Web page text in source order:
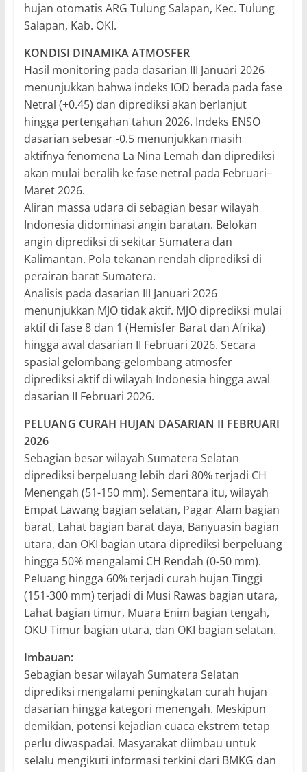
hujan otomatis ARG Tulung Salapan, Kec. Tulung
Salapan, Kab. OKI.
KONDISI DINAMIKA ATMOSFER
Hasil monitoring pada dasarian III Januari 2026
menunjukkan bahwa indeks IOD berada pada fase
Netral (+0.45) dan diprediksi akan berlanjut
hingga pertengahan tahun 2026. Indeks ENSO
dasarian sebesar -0.5 menunjukkan masih
aktifnya fenomena La Nina Lemah dan diprediksi
akan mulai beralih ke fase netral pada Februari–
Maret 2026.
Aliran massa udara di sebagian besar wilayah
Indonesia didominasi angin baratan. Belokan
angin diprediksi di sekitar Sumatera dan
Kalimantan. Pola tekanan rendah diprediksi di
perairan barat Sumatera.
Analisis pada dasarian III Januari 2026
menunjukkan MJO tidak aktif. MJO diprediksi mulai
aktif di fase 8 dan 1 (Hemisfer Barat dan Afrika)
hingga awal dasarian II Februari 2026. Secara
spasial gelombang-gelombang atmosfer
diprediksi aktif di wilayah Indonesia hingga awal
dasarian II Februari 2026.
PELUANG CURAH HUJAN DASARIAN II FEBRUARI
2026
Sebagian besar wilayah Sumatera Selatan
diprediksi berpeluang lebih dari 80% terjadi CH
Menengah (51-150 mm). Sementara itu, wilayah
Empat Lawang bagian selatan, Pagar Alam bagian
barat, Lahat bagian barat daya, Banyuasin bagian
utara, dan OKI bagian utara diprediksi berpeluang
hingga 50% mengalami CH Rendah (0-50 mm).
Peluang hingga 60% terjadi curah hujan Tinggi
(151-300 mm) terjadi di Musi Rawas bagian utara,
Lahat bagian timur, Muara Enim bagian tengah,
OKU Timur bagian utara, dan OKI bagian selatan.
Imbauan:
Sebagian besar wilayah Sumatera Selatan
diprediksi mengalami peningkatan curah hujan
dasarian hingga kategori menengah. Meskipun
demikian, potensi kejadian cuaca ekstrem tetap
perlu diwaspadai. Masyarakat diimbau untuk
selalu mengikuti informasi terkini dari BMKG dan